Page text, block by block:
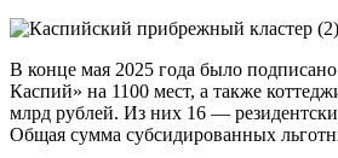
В конце мая 2025 года было
Каспий» на 1100 мест, а также
млрд рублей. Из них 16 —
Общая сумма субсидированных